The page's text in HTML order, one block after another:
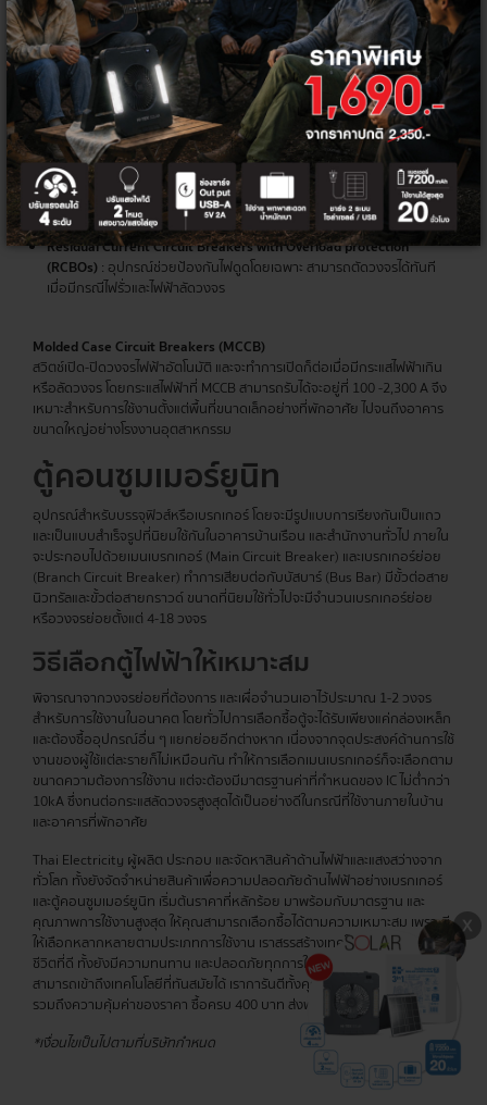
เบรกเกอร์กันดูดสำหรับป้องกันเหตุไฟรั่ว ไฟดูด พร้อมตัดวงจรทันทีเมื่อพบ
ความผิดปกติของกระแสไฟฟ้า โดยจะสามารถแบ่งได้เป็น 2 ประเภทย่อย ตาม
การทำงานที่แตกต่างกัน และจะทำหน้าที่ตัดวงจรไฟฟ้าอัตโนมัติเมื่อเกิดเหตุกระ
แสไฟฟ้ารั่วไหลตามพิกัดที่กำหนดไว้ โดยจะติดตั้งเพื่อใช้งานในตู้คอนซูมเมอร์ยู
นิท และตู้ควบคุมระบบไฟฟ้า
Residual Current Circuit Breakers (RCCBs): มีหน้าที่ช่วยตัดวงจรไฟฟ้า
เมื่อเกิดการรั่วไหล แต่ไม่สามารถตัดกระแสไฟฟ้าได้ทันที จะต้องใช้การทำงาน
ร่วมกับ MCB, MCCBที่รองรับการวัดได้หลากหลายค่า เช่น ค่าแรงดัน
(Voltage) ค่ากระแส (Current) ค่าความต้านทาน (Resistance) แล
Residual Current Circuit Breakers with Overload protection
(RCBOs) : อุปกรณ์ช่วยป้องกันไฟดูดโดยเฉพาะ สามารถตัดวงจรได้ทันที
เมื่อมีกรณีไฟรั่วและไฟฟ้าลัดวงจร
Molded Case Circuit Breakers (MCCB)
สวิตช์เปิด-ปิดวงจรไฟฟ้าอัตโนมัติ และจะทำการเปิดก็ต่อเมื่อมีกระแสไฟฟ้าเกิน
หรือลัดวงจร โดยกระแสไฟฟ้าที่ MCCB สามารถรับได้จะอยู่ที่ 100 -2,300 A จึง
เหมาะสำหรับการใช้งานตั้งแต่พื้นที่ขนาดเล็กอย่างที่พักอาศัย ไปจนถึงอาคาร
ขนาดใหญ่อย่างโรงงานอุตสาหกรรม
ตู้คอนซูมเมอร์ยูนิท
อุปกรณ์สำหรับบรรจุฟิวส์หรือเบรกเกอร์ โดยจะมีรูปแบบการเรียงกันเป็นแถว
และเป็นแบบสำเร็จรูปที่นิยมใช้กันในอาคารบ้านเรือน และสำนักงานทั่วไป ภายใน
จะประกอบไปด้วยเมนเบรกเกอร์ (Main Circuit Breaker) และเบรกเกอร์ย่อย
(Branch Circuit Breaker) ทำการเสียบต่อกับบัสบาร์ (Bus Bar) มีขั้วต่อสาย
นิวทรัลและขั้วต่อสายกราวด์ ขนาดที่นิยมใช้ทั่วไปจะมีจำนวนเบรกเกอร์ย่อย
หรือวงจรย่อยตั้งแต่ 4-18 วงจร
วิธีเลือกตู้ไฟฟ้าให้เหมาะสม
พิจารณาจากวงจรย่อยที่ต้องการ และเผื่อจำนวนเอาไว้ประมาณ 1-2 วงจร
สำหรับการใช้งานในอนาคต โดยทั่วไปการเลือกซื้อตู้จะได้รับเพียงแค่กล่องเหล็ก
และต้องซื้ออุปกรณ์อื่น ๆ แยกย่อยอีกต่างหาก เนื่องจากจุดประสงค์ด้านการใช้
งานของผู้ใช้แต่ละรายก็ไม่เหมือนกัน ทำให้การเลือกเมนเบรกเกอร์ก็จะเลือกตาม
ขนาดความต้องการใช้งาน แต่จะต้องมีมาตรฐานค่าที่กำหนดของ IC ไม่ต่ำกว่า
10kA ซึ่งทนต่อกระแสลัดวงจรสูงสุดได้เป็นอย่างดีในกรณีที่ใช้งานภายในบ้าน
และอาคารที่พักอาศัย
Thai Electricity ผู้ผลิต ประกอบ และจัดหาสินค้าด้านไฟฟ้าและแสงสว่างจาก
ทั่วโลก ทั้งยังจัดจำหน่ายสินค้าเพื่อความปลอดภัยด้านไฟฟ้าอย่างเบรกเกอร์
และตู้คอนซูมเมอร์ยูนิท เริ่มต้นราคาที่หลักร้อย มาพร้อมกับมาตรฐาน และ
คุณภาพการใช้งานสูงสุด ให้คุณสามารถเลือกซื้อได้ตามความเหมาะสม เพราะมี
ให้เลือกหลากหลายตามประเภทการใช้งาน เราสรรสร้างเทคโนโลยีเพื่อคุณภาพ
ชีวิตที่ดี ทั้งยังมีความทนทาน และปลอดภัยทุกการใช้งาน เพื่อให้ทุกท่าน
สามารถเข้าถึงเทคโนโลยีที่ทันสมัยได้ เราการันตีทั้งคุณภาพสินค้าอย่างดีเยี่ยม
รวมถึงความคุ้มค่าของราคา ซื้อครบ 400 บาท ส่งฟรีทุกรายการ!
*เงื่อนไขเป็นไปตามที่บริษัทกำหนด